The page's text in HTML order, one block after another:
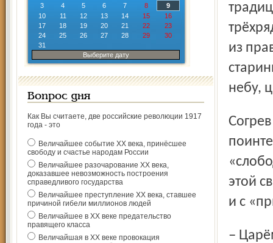
3
4 5 6 7 8
9
10
11 12 13 14 15
16
17
18 19 20 21 22
23
24
25 26 27 28 29
30
31
Выберите дату
Вопрос дня
Как Вы считаете, две российские революции 1917
года - это
Величайшее событие ХХ века, принёсшее
свободу и счастье народам России
Величайшее разочарование ХХ века,
доказавшее невозможность построения
справедливого государства
Величайшее преступление ХХ века, ставшее
причиной гибели миллионов людей
Величайшее в ХХ веке предательство
правящего класса
Величайшая в ХХ веке провокация
из
небу,
Согрев душу раздольной мелодией, мы не преминули
этой
и с
– Царём или князем называли жениха. Эта песня,